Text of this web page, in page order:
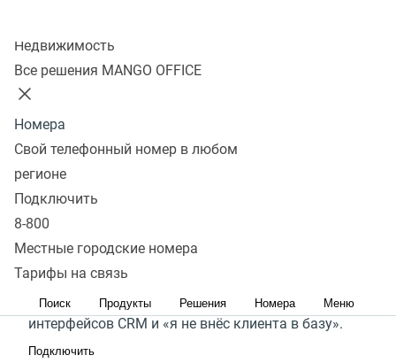
Недвижимость
Все решения MANGO OFFICE
Номера
Свой телефонный номер в любом
регионе
Подключить
8-800
Местные городские номера
Тарифы на связь
Поиск Продукты Решения Номера Меню
и обслуживание сложных CRM-систем могут
Сделки MANGO OFFICE – простой способ навести
порядок в управлении продажами. Он добавляет
клиентов в базу, обзванивает их и ведёт воронку
продаж. Больше никаких сложных
интерфейсов CRM и «я не внёс клиента в базу».
Подключить